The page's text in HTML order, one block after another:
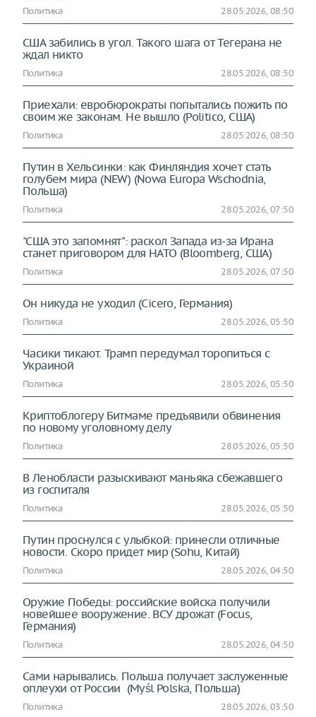
Политика 28.05.2026, 08:50
США забились в угол. Такого шага от Тегерана не
ждал никто
Политика 28.05.2026, 08:50
Приехали: евробюрократы попытались пожить по
своим же законам. Не вышло (Politico, США)
Политика 28.05.2026, 08:50
Путин в Хельсинки: как Финляндия хочет стать
голубем мира (NEW) (Nowa Europa Wschodnia,
Польша)
Политика 28.05.2026, 07:50
"США это запомнят": раскол Запада из-за Ирана
станет приговором для НАТО (Bloomberg, США)
Политика 28.05.2026, 07:50
Он никуда не уходил (Cicero, Германия)
Политика 28.05.2026, 05:50
Часики тикают. Трамп передумал торопиться с
Украиной
Политика 28.05.2026, 05:50
Криптоблогеру Битмаме предъявили обвинения
по новому уголовному делу
Политика 28.05.2026, 05:50
В Ленобласти разыскивают маньяка сбежавшего
из госпиталя
Политика 28.05.2026, 05:50
Путин проснулся с улыбкой: принесли отличные
новости. Скоро придет мир (Sohu, Китай)
Политика 28.05.2026, 04:50
Оружие Победы: российские войска получили
новейшее вооружение. ВСУ дрожат (Focus,
Германия)
Политика 28.05.2026, 04:50
Сами нарывались. Польша получает заслуженные
оплеухи от России (Myśl Polska, Польша)
Политика 28.05.2026, 03:50